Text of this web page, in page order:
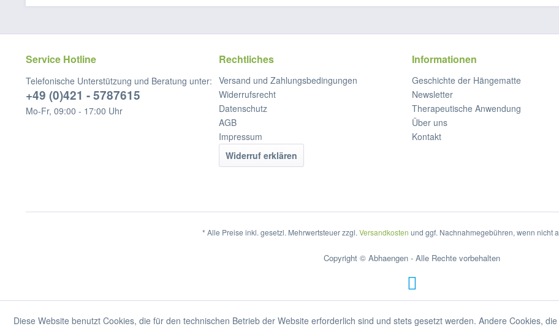
Service Hotline
Telefonische Unterstützung und Beratung unter:
+49 (0)421 - 5787615
Mo-Fr, 09:00 - 17:00 Uhr
Rechtliches
Versand und Zahlungsbedingungen
Widerrufsrecht
Datenschutz
AGB
Impressum
Widerruf erklären
Informationen
Geschichte der Hängematte
Newsletter
Therapeutische Anwendung
Über uns
Kontakt
* Alle Preise inkl. gesetzl. Mehrwertsteuer zzgl. Versandkosten und ggf. Nachnahmegebühren, wenn nicht
Copyright © Abhaengen - Alle Rechte vorbehalten
Diese Website benutzt Cookies, die für den technischen Betrieb der Website erforderlich sind und stets gesetzt werden. Andere Cookies, die